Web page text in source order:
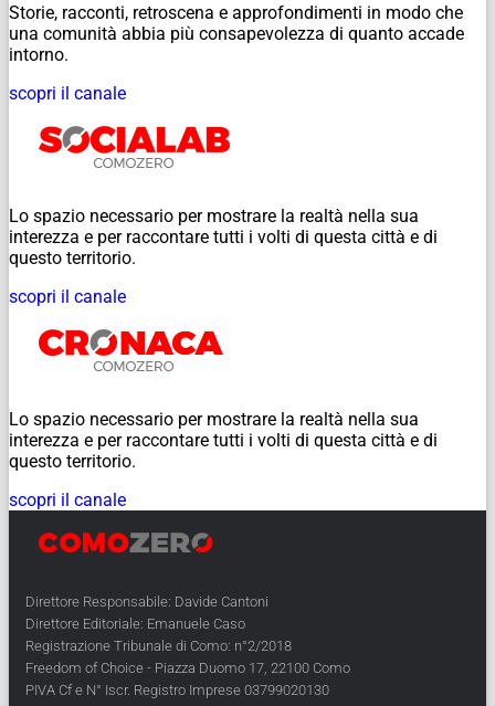
Storie, racconti, retroscena e approfondimenti in modo che
una comunità abbia più consapevolezza di quanto accade
intorno.
scopri il canale
Lo spazio necessario per mostrare la realtà nella sua
interezza e per raccontare tutti i volti di questa città e di
questo territorio.
scopri il canale
Lo spazio necessario per mostrare la realtà nella sua
interezza e per raccontare tutti i volti di questa città e di
questo territorio.
scopri il canale
Direttore Responsabile: Davide Cantoni
Direttore Editoriale: Emanuele Caso
Registrazione Tribunale di Como: n°2/2018
Freedom of Choice - Piazza Duomo 17, 22100 Como
PIVA Cf e N° Iscr. Registro Imprese 03799020130